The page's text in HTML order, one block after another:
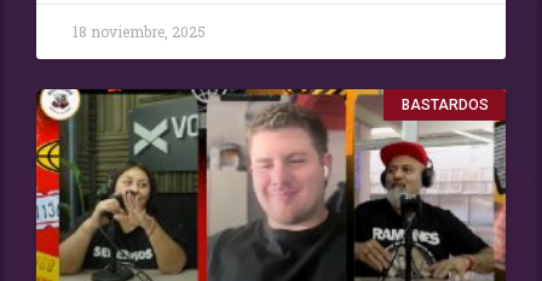
18 noviembre, 2025
BASTARDOS